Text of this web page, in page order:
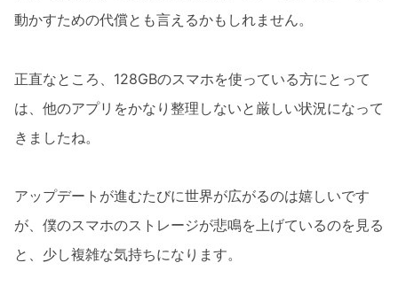
動かすための代償とも言えるかもしれません。
正直なところ、128GBのスマホを使っている方にとって
は、他のアプリをかなり整理しないと厳しい状況になって
きましたね。
アップデートが進むたびに世界が広がるのは嬉しいです
が、僕のスマホのストレージが悲鳴を上げているのを見る
と、少し複雑な気持ちになります。